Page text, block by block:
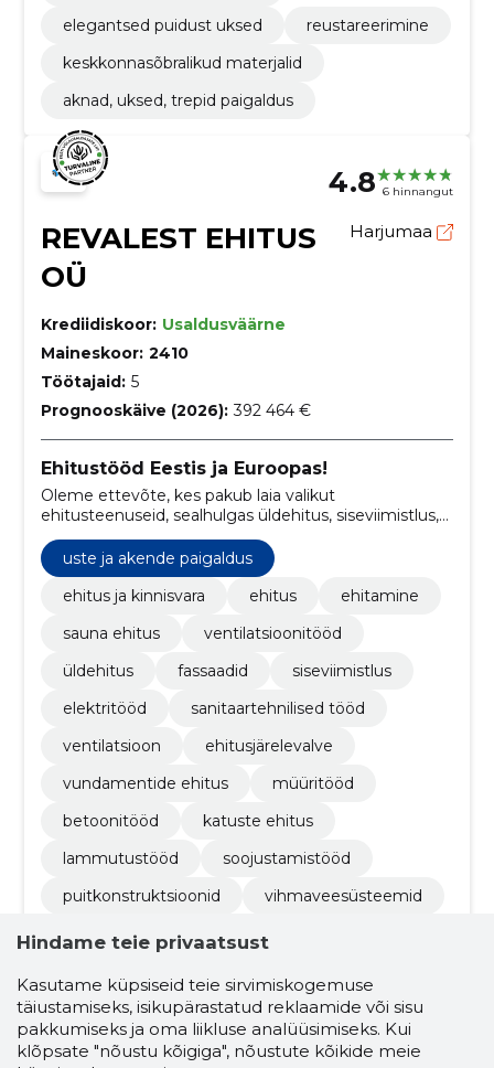
elegantsed puidust uksed
reustareerimine
keskkonnasõbralikud materjalid
aknad, uksed, trepid paigaldus
4.8 6 hinnangut
REVALEST EHITUS
OÜ
Harjumaa
Krediidiskoor: Usaldusväärne
Maineskoor: 2410
Töötajaid: 5
Prognooskäive (2026): 392 464 €
Ehitustööd Eestis ja Euroopas!
Oleme ettevõte, kes pakub laia valikut
ehitusteenuseid, sealhulgas üldehitus, siseviimistlus,
elektri-, santehnilised- ja ventilatsioonitööd, ning
keskendume nii era- kui äriklientide projektidele.
uste ja akende paigaldus
ehitus ja kinnisvara
ehitus
ehitamine
sauna ehitus
ventilatsioonitööd
üldehitus
fassaadid
siseviimistlus
elektritööd
sanitaartehnilised tööd
ventilatsioon
ehitusjärelevalve
vundamentide ehitus
müüritööd
betoonitööd
katuste ehitus
lammutustööd
soojustamistööd
puitkonstruktsioonid
vihmaveesüsteemid
põrandate ehitus
vahelagede ehitus
hüdroisolatsioon
plaatimistööd
põrandakatted
maalritööd
Hindame teie privaatsust
Kasutame küpsiseid teie sirvimiskogemuse
täiustamiseks, isikupärastatud reklaamide või sisu
pakkumiseks ja oma liikluse analüüsimiseks. Kui
klõpsate "nõustu kõigiga", nõustute kõikide meie